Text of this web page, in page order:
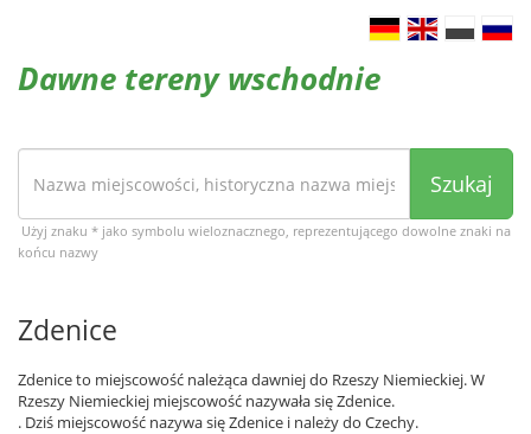
Dawne tereny wschodnie
Szukaj
Użyj znaku * jako symbolu wieloznacznego, reprezentującego dowolne znaki na
końcu nazwy
Zdenice
Zdenice to miejscowość należąca dawniej do Rzeszy Niemieckiej. W
Rzeszy Niemieckiej miejscowość nazywała się Zdenice.
. Dziś miejscowość nazywa się Zdenice i należy do Czechy.